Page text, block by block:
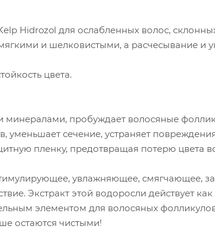
Hidrozol для ослабленных волос,
и шелковистыми, а расчесывание и
цвета.
пробуждает волосяные
уменьшает сечение, устраняет
пленку, предотвращая потерю цвета
увлажняющее, смягчающее,
Экстракт этой водоросли действует
элементом для волосяных
остаются чистыми!